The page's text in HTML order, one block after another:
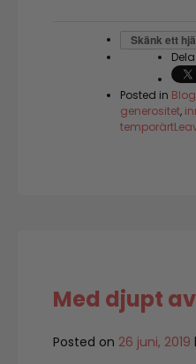
Skänk ett
Posted in
generositet,
temporärt
Med djupt
Posted on 26 juni, 2019